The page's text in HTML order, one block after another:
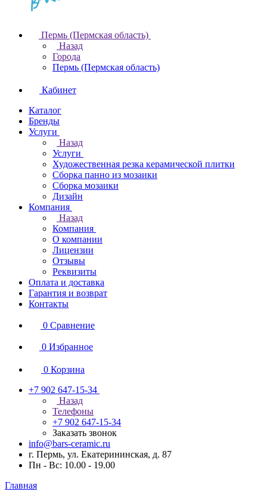
Пермь (Пермская область)
Назад
Города
Пермь (Пермская область)
Кабинет
Каталог
Бренды
Услуги
Назад
Услуги
Художественная резка керамической плитки
Сборка панно из мозаики
Сборка мозаики
Дизайн
Компания
Назад
Компания
О компании
Лицензии
Отзывы
Реквизиты
Оплата и доставка
Гарантия и возврат
Контакты
0 Сравнение
0 Избранное
0 Корзина
+7 902 647-15-34
Назад
Телефоны
+7 902 647-15-34
Заказать звонок
info@bars-ceramic.ru
г. Пермь, ул. Екатерининская, д. 87
Пн - Вс: 10.00 - 19.00
Главная